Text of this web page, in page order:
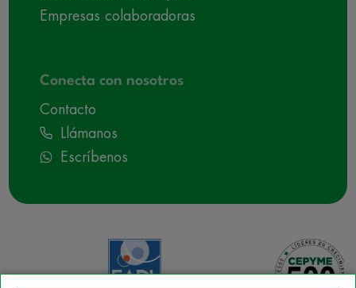
Empresas colaboradoras
Conecta con nosotros
Contacto
Llámanos
Escríbenos